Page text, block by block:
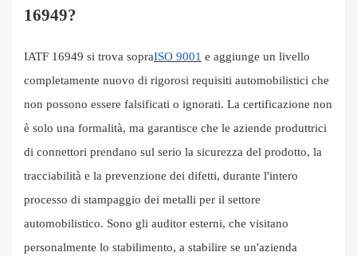
16949?
IATF 16949 si trova sopraISO 9001 e aggiunge un livello
completamente nuovo di rigorosi requisiti automobilistici che
non possono essere falsificati o ignorati. La certificazione non
è solo una formalità, ma garantisce che le aziende produttrici
di connettori prendano sul serio la sicurezza del prodotto, la
tracciabilità e la prevenzione dei difetti, durante l'intero
processo di stampaggio dei metalli per il settore
automobilistico. Sono gli auditor esterni, che visitano
personalmente lo stabilimento, a stabilire se un'azienda